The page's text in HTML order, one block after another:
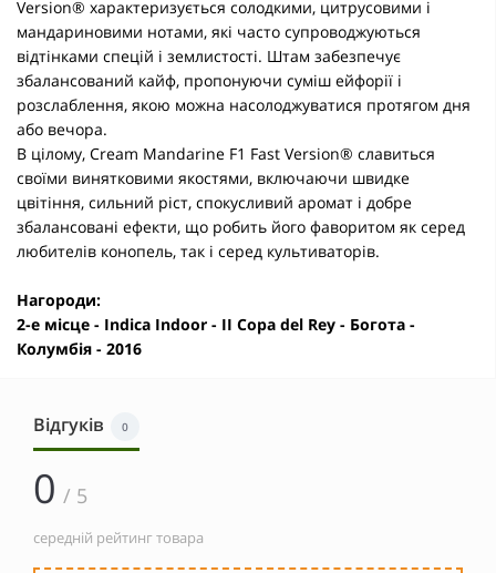
Version® характеризується солодкими, цитрусовими і
мандариновими нотами, які часто супроводжуються
відтінками спецій і землистості. Штам забезпечує
збалансований кайф, пропонуючи суміш ейфорії і
розслаблення, якою можна насолоджуватися протягом дня
або вечора.
В цілому, Cream Mandarine F1 Fast Version® славиться
своїми винятковими якостями, включаючи швидке
цвітіння, сильний ріст, спокусливий аромат і добре
збалансовані ефекти, що робить його фаворитом як серед
любителів конопель, так і серед культиваторів.
Нагороди:
2-е місце - Indica Indoor - II Copa del Rey - Богота -
Колумбія - 2016
Відгуків 0
0 / 5
середній рейтинг товара